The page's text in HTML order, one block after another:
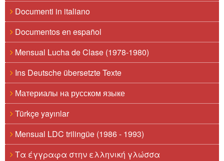
Documenti in italiano
Documentos en español
Mensual Lucha de Clase (1978-1980)
Ins Deutsche übersetzte Texte
Материалы на русском языке
Türkçe yayınlar
Mensual LDC trilingüe (1986 - 1993)
Τα έγγραφα στην ελληνική γλώσσα